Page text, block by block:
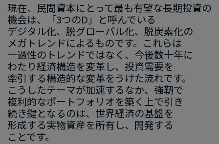
現在、​民間資本に​とって​最も​有望な​長期投資の​
機会は、​「3つのD 」と​呼んでいる​
デジタル化、​脱グローバル化、​脱炭素化の​
メガトレンドに​よる​ものです。​これらは​
一過性の​トレンドではなく、​今後​数十年に​
わたり経済構造を​変革し、​投資需要を​
牽引する​構造的な​変革を​うけた​流れです。​
こうした​テーマが​加速するなか、​強靭で​
複利的な​ポートフォリオを​築く​上で​引き​
続き鍵と​なるのは、​世界経済の​基盤を​
形成する​実物資産を​所有し、​開発する​
ことです。